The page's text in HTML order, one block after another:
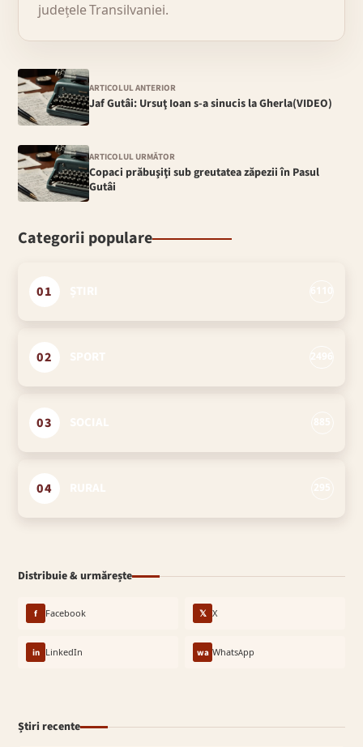
județele Transilvaniei.
ARTICOLUL ANTERIOR
Jaf Gutâi: Ursuţ Ioan s-a sinucis la Gherla(VIDEO)
ARTICOLUL URMĂTOR
Copaci prăbuşiţi sub greutatea zăpezii în Pasul
Gutâi
Categorii populare
01
02
03
04
Distribuie & urmărește
f Facebook 𝕏 X
in LinkedIn wa WhatsApp
Știri recente